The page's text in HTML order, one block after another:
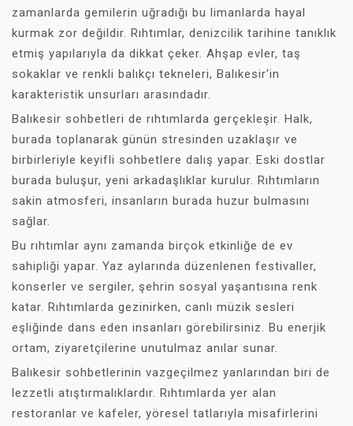
zamanlarda gemilerin uğradığı bu limanlarda hayal
kurmak zor değildir. Rıhtımlar, denizcilik tarihine tanıklık
etmiş yapılarıyla da dikkat çeker. Ahşap evler, taş
sokaklar ve renkli balıkçı tekneleri, Balıkesir'in
karakteristik unsurları arasındadır.
Balıkesir sohbetleri de rıhtımlarda gerçekleşir. Halk,
burada toplanarak günün stresinden uzaklaşır ve
birbirleriyle keyifli sohbetlere dalış yapar. Eski dostlar
burada buluşur, yeni arkadaşlıklar kurulur. Rıhtımların
sakin atmosferi, insanların burada huzur bulmasını
sağlar.
Bu rıhtımlar aynı zamanda birçok etkinliğe de ev
sahipliği yapar. Yaz aylarında düzenlenen festivaller,
konserler ve sergiler, şehrin sosyal yaşantısına renk
katar. Rıhtımlarda gezinirken, canlı müzik sesleri
eşliğinde dans eden insanları görebilirsiniz. Bu enerjik
ortam, ziyaretçilerine unutulmaz anılar sunar.
Balıkesir sohbetlerinin vazgeçilmez yanlarından biri de
lezzetli atıştırmalıklardır. Rıhtımlarda yer alan
restoranlar ve kafeler, yöresel tatlarıyla misafirlerini